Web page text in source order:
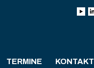
TERMINE KONTAKT